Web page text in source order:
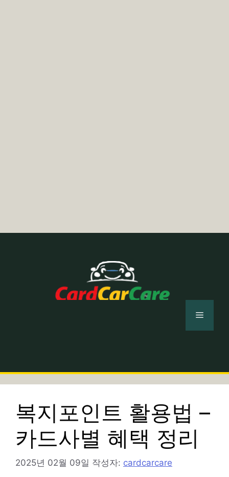
메
복지포인트 활용법 –
카드사별 혜택 정리
2025년 02월 09일 작성자: cardcarcare